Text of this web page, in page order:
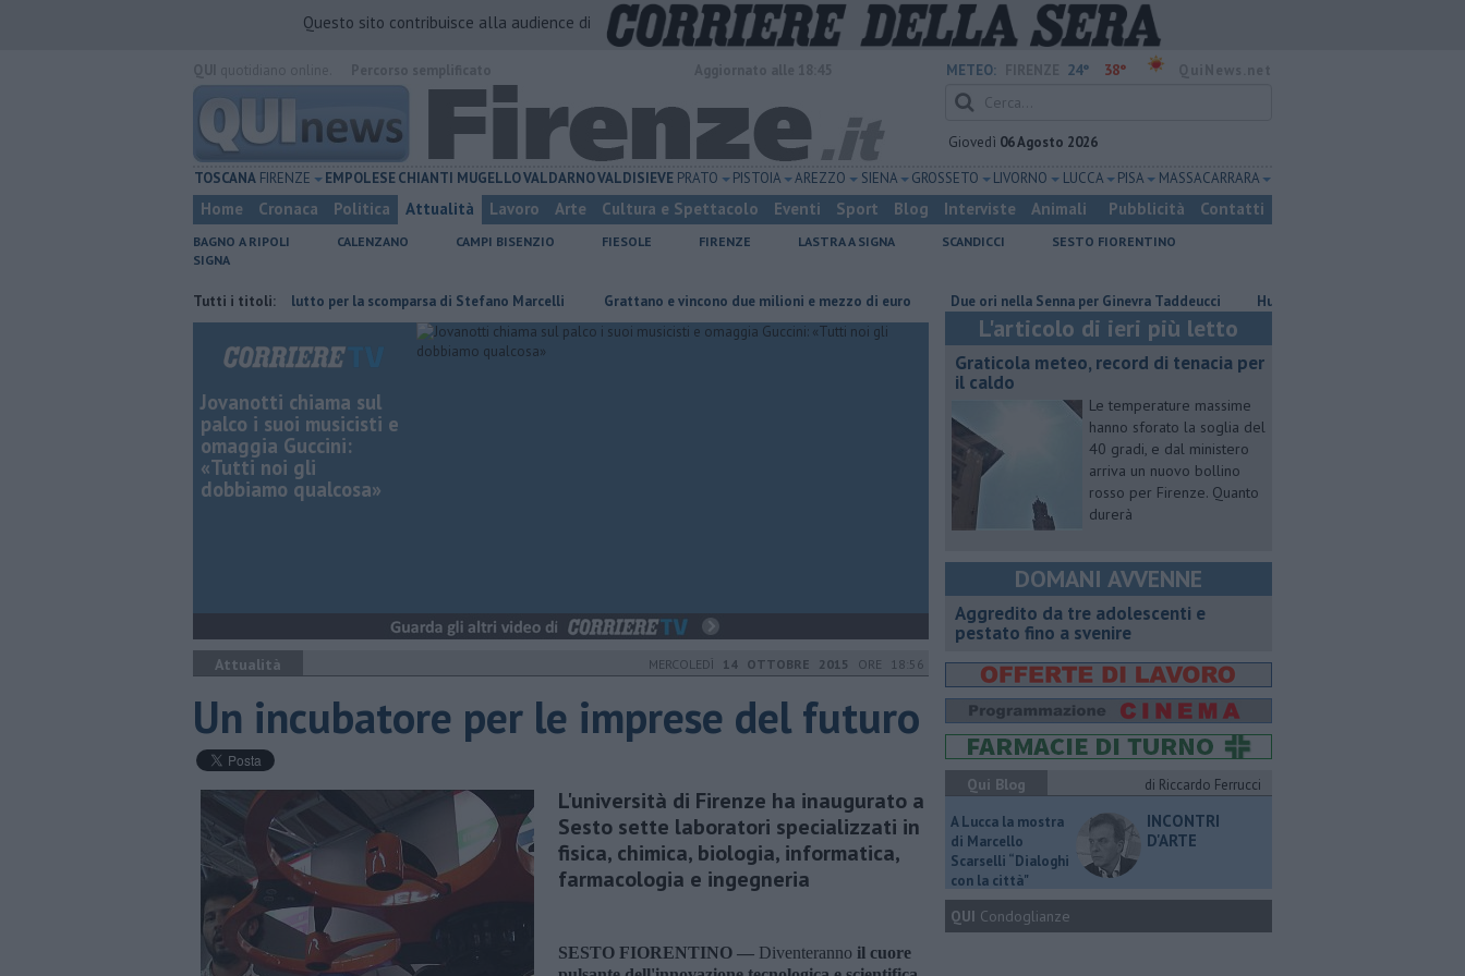
Questo sito contribuisce alla audience di
METEO: 24° 38°
Giovedì 06 Agosto 2026
TOSCANA FIRENZE EMPOLESECHIANTI MUGELLOVALDARNOVALDISIEVE PRATO PISTOIA AREZZO SIENA GROSSETO LIVORNO LUCCA PISA MASSA CARRARA
Home Cronaca Politica Attualità Lavoro Arte Cultura e Spettacolo Eventi Sport Blog Interviste Animali Pubblicità Contatti
BAGNO A RIPOLI CALENZANO CAMPI BISENZIO FIESOLE FIRENZE LASTRA A SIGNA SCANDICCI
SESTO FIORENTINO
SIGNA
Tutti i titoli:
Giornalismo in lutto per la scomparsa di Stefano Marcelli Grattano e vincono due milioni e mezzo di euro Due ori nella Senna per Ginevra Taddeucci Hub delle energie rinnovabili nell'ex
Jovanotti chiama sul
palco i suoi musicisti e
omaggia Guccini:
«Tutti noi gli
dobbiamo qualcosa»
Attualità MERCOLEDÌ 14 OTTOBRE 2015 ORE 18:56
Un incubatore per le imprese del futuro
L'università di Firenze ha inaugurato a
Sesto sette laboratori specializzati in
fisica, chimica, biologia, informatica,
farmacologia e ingegneria
SESTO FIORENTINO — Diventeranno il cuore
L'articolo di ieri più letto
Graticola meteo, record di tenacia per
il caldo
Le temperature massime
hanno sforato la soglia del
40 gradi, e dal ministero
arriva un nuovo bollino
rosso per Firenze. Quanto
durerà
DOMANI AVVENNE
Aggredito da tre adolescenti e
pestato fino a svenire
Qui Blog
di Riccardo Ferrucci
A Lucca la mostra
di Marcello
Scarselli “Dialoghi
con la città"
INCONTRI
D'ARTE
QUI Condoglianze